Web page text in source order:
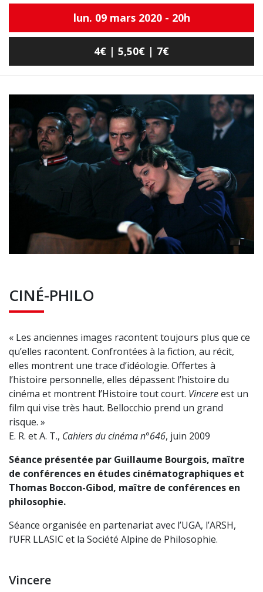
lun. 09 mars 2020 - 20h
4€ | 5,50€ | 7€
CINÉ-PHILO
« Les anciennes images racontent toujours plus que ce
qu’elles racontent. Confrontées à la fiction, au récit,
elles montrent une trace d’idéologie. Offertes à
l’histoire personnelle, elles dépassent l’histoire du
cinéma et montrent l’Histoire tout court. Vincereest un
film qui vise très haut. Bellocchio prend un grand
risque. »
E. R. et A. T., Cahiers du cinéma n°646, juin 2009
Séance présentée par Guillaume Bourgois, maître
de conférences en études cinématographiques et
Thomas Boccon-Gibod, maître de conférences en
philosophie.
Séance organisée en partenariat avec l’UGA, l’ARSH,
l’UFR LLASIC et la Société Alpine de Philosophie.
Vincere